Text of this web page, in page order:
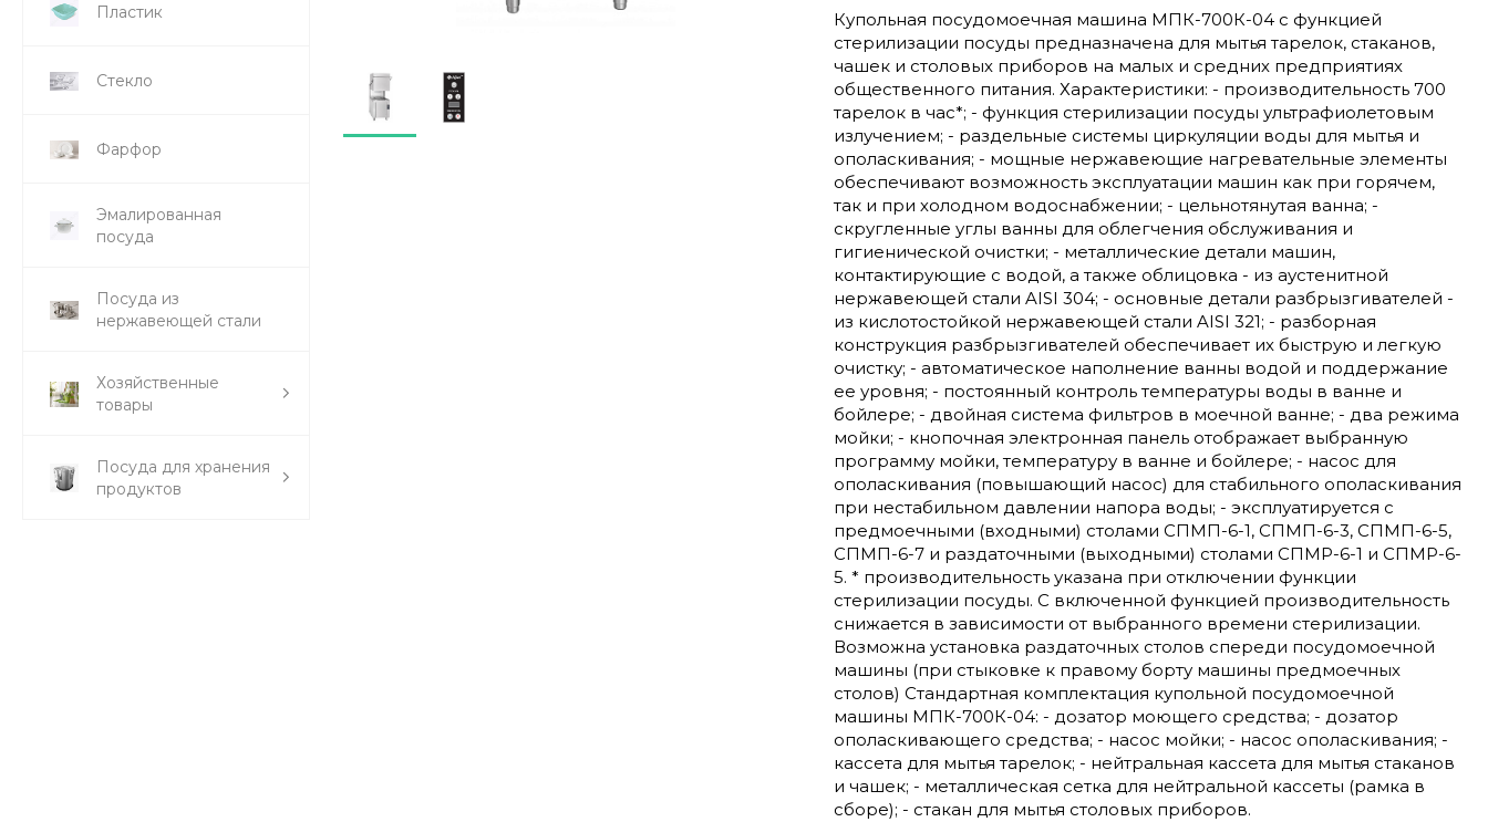
Пластик
Стекло
Фарфор
Эмалированная
посуда
Посуда из
нержавеющей стали
Хозяйственные
товары
Посуда для хранения
продуктов
Купольная посудомоечная машина МПК-700К-04 с функцией
стерилизации посуды предназначена для мытья тарелок, стаканов,
чашек и столовых приборов на малых и средних предприятиях
общественного питания. Характеристики: - производительность 700
тарелок в час*; - функция стерилизации посуды ультрафиолетовым
излучением; - раздельные системы циркуляции воды для мытья и
ополаскивания; - мощные нержавеющие нагревательные элементы
обеспечивают возможность эксплуатации машин как при горячем,
так и при холодном водоснабжении; - цельнотянутая ванна; -
скругленные углы ванны для облегчения обслуживания и
гигиенической очистки; - металлические детали машин,
контактирующие с водой, а также облицовка - из аустенитной
нержавеющей стали AISI 304; - основные детали разбрызгивателей -
из кислотостойкой нержавеющей стали AISI 321; - разборная
конструкция разбрызгивателей обеспечивает их быструю и легкую
очистку; - автоматическое наполнение ванны водой и поддержание
ее уровня; - постоянный контроль температуры воды в ванне и
бойлере; - двойная система фильтров в моечной ванне; - два режима
мойки; - кнопочная электронная панель отображает выбранную
программу мойки, температуру в ванне и бойлере; - насос для
ополаскивания (повышающий насос) для стабильного ополаскивания
при нестабильном давлении напора воды; - эксплуатируется с
предмоечными (входными) столами СПМП-6-1, СПМП-6-3, СПМП-6-5,
СПМП-6-7 и раздаточными (выходными) столами СПМР-6-1 и СПМР-6-
5. * производительность указана при отключении функции
стерилизации посуды. С включенной функцией производительность
снижается в зависимости от выбранного времени стерилизации.
Возможна установка раздаточных столов спереди посудомоечной
машины (при стыковке к правому борту машины предмоечных
столов) Стандартная комплектация купольной посудомоечной
машины МПК-700К-04: - дозатор моющего средства; - дозатор
ополаскивающего средства; - насос мойки; - насос ополаскивания; -
кассета для мытья тарелок; - нейтральная кассета для мытья стаканов
и чашек; - металлическая сетка для нейтральной кассеты (рамка в
сборе); - стакан для мытья столовых приборов.